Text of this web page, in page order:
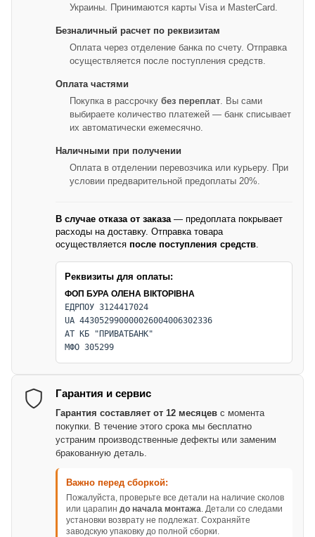
Украины. Принимаются карты Visa и MasterCard.
Безналичный расчет по реквизитам
Оплата через отделение банка по счету. Отправка
осуществляется после поступления средств.
Оплата частями
Покупка в рассрочку без переплат . Вы сами
выбираете количество платежей — банк списывает
их автоматически ежемесячно.
Наличными при получении
Оплата в отделении перевозчика или курьеру. При
условии предварительной предоплаты 20%.
В случае отказа от заказа — предоплата покрывает
расходы на доставку. Отправка товара
осуществляется после поступления средств
Реквизиты для оплаты:
ФОП БУРА ОЛЕНА ВІКТОРІВНА
ЕДРПОУ 3124417024
UA 443052990000026004006302336
АТ КБ "ПРИВАТБАНК"
МФО 305299
Гарантия и сервис
Гарантия составляет от 12 месяцев с момента
покупки. В течение этого срока мы бесплатно
устраним производственные дефекты или заменим
бракованную деталь.
Важно перед сборкой:
Пожалуйста, проверьте все детали на наличие сколов
или царапин до начала монтажа. Детали со следами
установки возврату не подлежат. Сохраняйте
заводскую упаковку до полной сборки.